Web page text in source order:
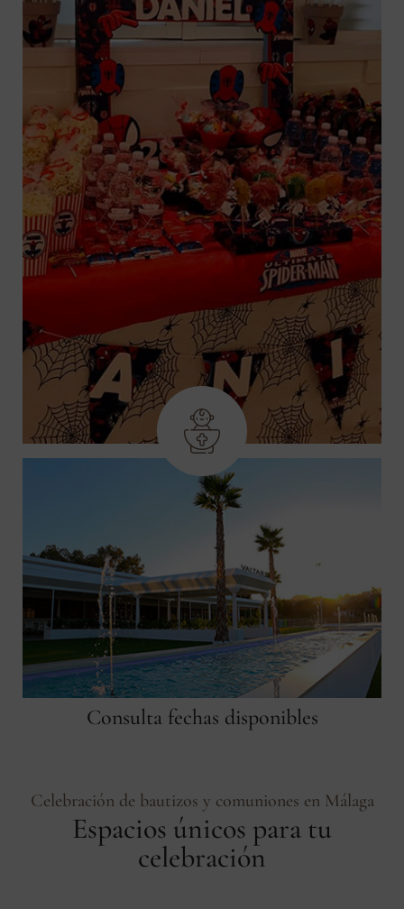
Consulta fechas disponibles
Celebración de bautizos y comuniones en Málaga
Espacios únicos para tu
celebración